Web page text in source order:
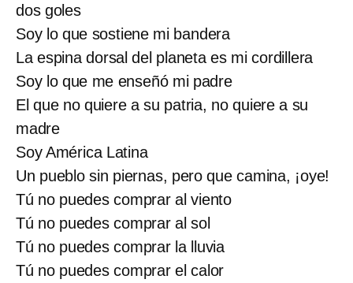
dos goles
Soy lo que sostiene mi bandera
La espina dorsal del planeta es mi cordillera
Soy lo que me enseñó mi padre
El que no quiere a su patria, no quiere a su
madre
Soy América Latina
Un pueblo sin piernas, pero que camina, ¡oye!
Tú no puedes comprar al viento
Tú no puedes comprar al sol
Tú no puedes comprar la lluvia
Tú no puedes comprar el calor